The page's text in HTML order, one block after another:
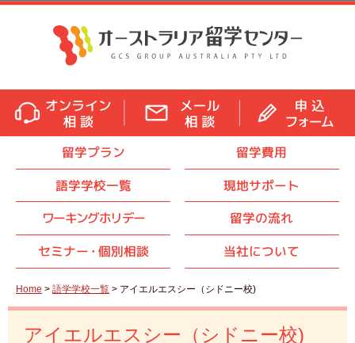
留学プラン
留学費用
語学学校一覧
現地サポート
ワーキングホリデー
留学の流れ
セミナー・ 個別相談 当社について
Home > 語学学校一覧 > アイエルエスシー（シドニー校)
アイエルエスシー（シドニー校)